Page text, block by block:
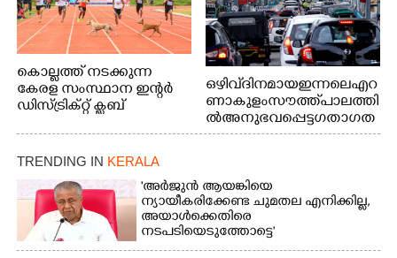
കൊല്ലത്ത് നടക്കുന്ന
കേരള സംസ്ഥാന ഇന്റർ
ഡിസ്ട്രിക്റ്റ് ക്ലബ്
ചാമ്പ്യൻഷിപ്പിൽ അണ്ടർ
20 ആൺകുട്ടികളുടെ 200
മത്സരത്തിനിടെ സിന്തറ്റിക്
ട്രാക്കിന് കുറുകെ ഓടുന്ന
നായകൾ.
ഒഴിവ് ദിനമായ ഇന്നലെ എറ
ണാകുളം സൗത്ത് പാലത്തി
ൽ അനുഭവപ്പെട്ട ഗതാഗത
ക്കുരുക്ക്
TRENDING IN KERALA
'അർജുൻ ആയങ്കിയെ
ന്യായീകരിക്കേണ്ട ചുമതല എനിക്കില്ല,
അയാൾക്കെതിരെ
നടപടിയെടുത്തോട്ടെ'